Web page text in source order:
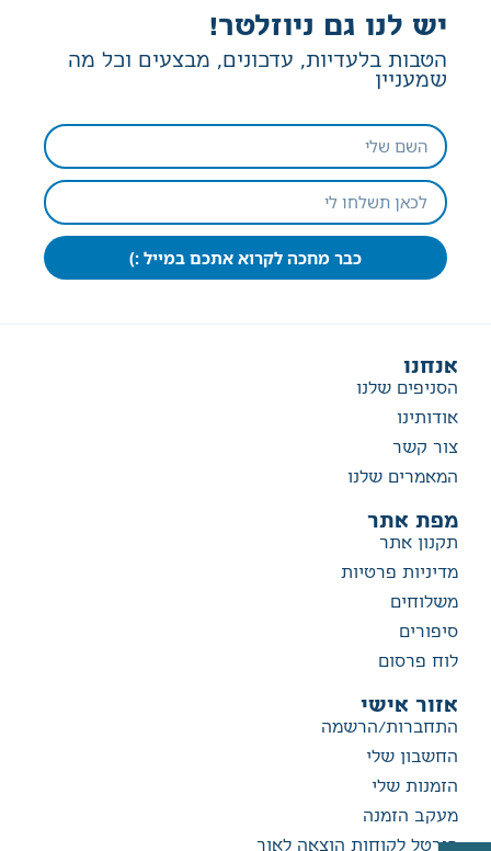
יש לנו גם ניוזלטר!
הטבות בלעדיות, עדכונים, מבצעים וכל מה
שמעניין
כבר מחכה לקרוא אתכם במייל :)
אנחנו
הסניפים שלנו
אודותינו
צור קשר
המאמרים שלנו
מפת אתר
תקנון אתר
מדיניות פרטיות
משלוחים
סיפורים
לוח פרסום
אזור אישי
התחברות/הרשמה
החשבון שלי
הזמנות שלי
מעקב הזמנה
פורטל לקוחות הוצאה לאור